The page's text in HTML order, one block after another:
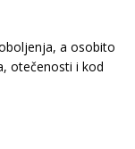
a osobito
otečenosti i kod